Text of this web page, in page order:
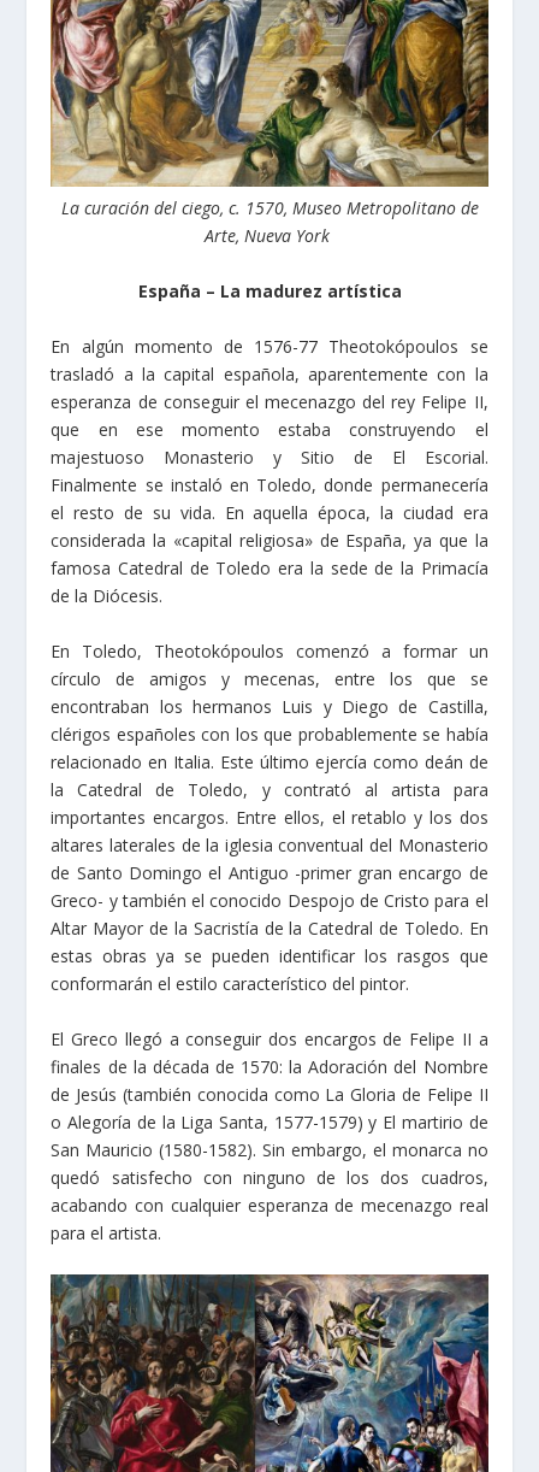
La curación del ciego, c. 1570, Museo Metropolitano de
Arte, Nueva York
España – La madurez artística
En algún momento de 1576-77 Theotokópoulos se
trasladó a la capital española, aparentemente con la
esperanza de conseguir el mecenazgo del rey Felipe II,
que en ese momento estaba construyendo el
majestuoso Monasterio y Sitio de El Escorial.
Finalmente se instaló en Toledo, donde permanecería
el resto de su vida. En aquella época, la ciudad era
considerada la «capital religiosa» de España, ya que la
famosa Catedral de Toledo era la sede de la Primacía
de la Diócesis.
En Toledo, Theotokópoulos comenzó a formar un
círculo de amigos y mecenas, entre los que se
encontraban los hermanos Luis y Diego de Castilla,
clérigos españoles con los que probablemente se había
relacionado en Italia. Este último ejercía como deán de
la Catedral de Toledo, y contrató al artista para
importantes encargos. Entre ellos, el retablo y los dos
altares laterales de la iglesia conventual del Monasterio
de Santo Domingo el Antiguo -primer gran encargo de
Greco- y también el conocido Despojo de Cristo para el
Altar Mayor de la Sacristía de la Catedral de Toledo. En
estas obras ya se pueden identificar los rasgos que
conformarán el estilo característico del pintor.
El Greco llegó a conseguir dos encargos de Felipe II a
finales de la década de 1570: la Adoración del Nombre
de Jesús (también conocida como La Gloria de Felipe II
o Alegoría de la Liga Santa, 1577-1579) y El martirio de
San Mauricio (1580-1582). Sin embargo, el monarca no
quedó satisfecho con ninguno de los dos cuadros,
acabando con cualquier esperanza de mecenazgo real
para el artista.